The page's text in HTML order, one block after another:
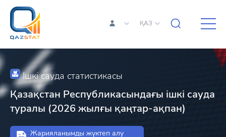
ҚАЗ
Ішкі сауда статистикасы
Қазақстан Республикасындағы ішкі сауда
туралы (2026 жылғы қаңтар-ақпан)
Жарияланымды жүктеп алу